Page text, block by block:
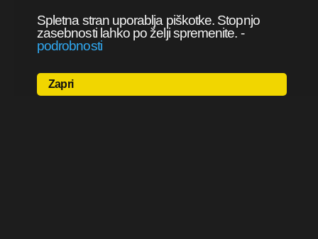
Spletna stran uporablja piškotke. Stopnjo
zasebnosti lahko po želji spremenite. -
podrobnosti
Zapri